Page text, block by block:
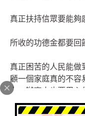
真正扶持信眾要能夠
所收的功德金都要回
真正困苦的人民能做
顧一個家庭真的不容
力、辦事人也要用
還是要無私去幫助